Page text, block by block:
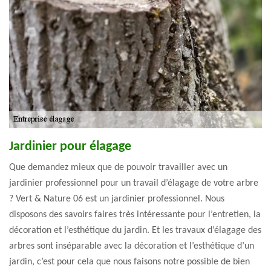
Jardinier pour élagage
Que demandez mieux que de pouvoir travailler avec un
jardinier professionnel pour un travail d’élagage de votre arbre
? Vert & Nature 06 est un jardinier professionnel. Nous
disposons des savoirs faires très intéressante pour l’entretien, la
décoration et l’esthétique du jardin. Et les travaux d’élagage des
arbres sont inséparable avec la décoration et l’esthétique d’un
jardin, c’est pour cela que nous faisons notre possible de bien